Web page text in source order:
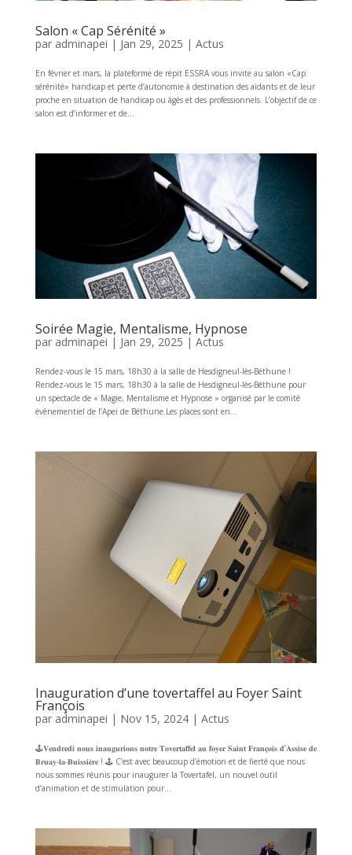
Salon « Cap Sérénité »
par adminapei | Jan 29, 2025 | Actus
En février et mars, la plateforme de répit ESSRA vous invite au salon «Cap
sérénité» handicap et perte d’autonomie à destination des aidants et de leur
proche en situation de handicap ou âgés et des professionnels. L’objectif de ce
salon est d’informer et de...
Soirée Magie, Mentalisme, Hypnose
par adminapei | Jan 29, 2025 | Actus
Rendez-vous le 15 mars, 18h30 à la salle de Hesdigneul-lès-Béthune !
Rendez-vous le 15 mars, 18h30 à la salle de Hesdigneul-lès-Béthune pour
un spectacle de « Magie, Mentalisme et Hypnose » organisé par le comité
évènementiel de l’Apei de Béthune.Les places sont en...
Inauguration d’une tovertaffel au Foyer Saint
François
par adminapei | Nov 15, 2024| Actus
🕹️𝐕𝐞𝐧𝐝𝐫𝐞𝐝𝐢 𝐧𝐨𝐮𝐬 𝐢𝐧𝐚𝐮𝐠𝐮𝐫𝐢𝐨𝐧𝐬 𝐧𝐨𝐭𝐫𝐞 𝐓𝐨𝐯𝐞𝐫𝐭𝐚𝐟𝐟𝐞𝐥 𝐚𝐮 𝐟𝐨𝐲𝐞𝐫 𝐒𝐚𝐢𝐧𝐭 𝐅𝐫𝐚𝐧𝐜̧𝐨𝐢𝐬 𝐝’𝐀𝐬𝐬𝐢𝐬𝐞 𝐝𝐞
𝐁𝐫𝐮𝐚𝐲-𝐥𝐚-𝐁𝐮𝐢𝐬𝐬𝐢𝐞̀𝐫𝐞 ! 🕹️ C’est avec beaucoup d’émotion et de fierté que nous
nous sommes réunis pour inaugurer la Tovertafel, un nouvel outil
d’animation et de stimulation pour...